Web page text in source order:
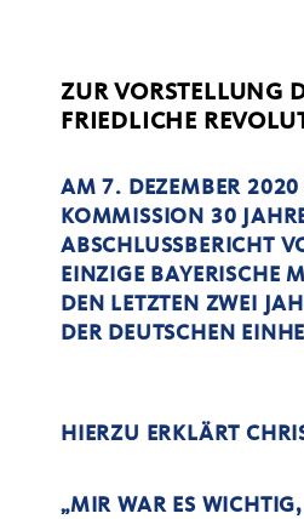
ZUR VORSTELLUNG
FRIEDLICHE
AM 7. DEZEMBER 2020
KOMMISSION 30
ABSCHLUSSBERICHT
EINZIGE BAYERISCHE
DEN LETZTEN ZWEI
DER DEUTSCHEN
HIERZU ERKLÄRT
MIR WAR ES WICHTIG,